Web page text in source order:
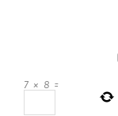
7 × 8 =